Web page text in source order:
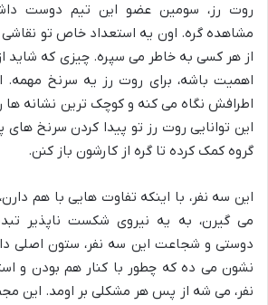
روت رز، سومین عضو این تیم دوست
مشاهده گره. اون یه استعداد خاص تو نقاشی
از هر کسی به خاطر می سپره. چیزی که شاید
اهمیت باشه، برای روت رز یه سرنخ
اطرافش نگاه می کنه و کوچک ترین نشانه
این توانایی روت رز تو پیدا کردن سرنخ های
گروه کمک کرده تا گره از کارشون باز کنن.
این سه نفر، با اینکه تفاوت هایی با هم
می گیرن، به یه نیروی شکست ناپذیر
دوستی و شجاعت این سه نفر، ستون اصلی
نشون می ده که چطور با کنار هم بودن و
نفر، می شه از پس هر مشکلی بر اومد. این